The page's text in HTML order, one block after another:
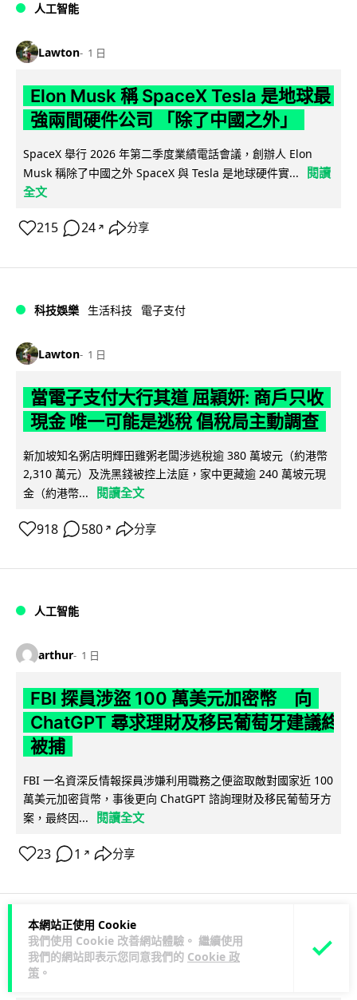
本網站正使用 Cookie
我們使用 Cookie 改善網站體驗。 繼續使用
我們的網站即表示您同意我們的 Cookie 政
策 。
人工智能
Lawton 1 日
Elon Musk 稱 SpaceX Tesla 是地球最
強兩間硬件公司 「除了中國之外」
SpaceX 舉行 2026 年第二季度業績電話會議，創辦人 Elon
Musk 稱除了中國之外 SpaceX 與 Tesla 是地球硬件實...
閱讀
全文
215 24 ↗ 分享
科技娛樂 生活科技 電子支付
Lawton 1 日
當電子支付大行其道 屈穎妍: 商戶只收
現金 唯一可能是逃稅 倡稅局主動調查
新加坡知名粥店明輝田雞粥老闆涉逃稅逾 380 萬坡元（約港幣
2,310 萬元）及洗黑錢被控上法庭，家中更藏逾 240 萬坡元現
金（約港幣...
閱讀全文
918 580 ↗ 分享
人工智能
arthur 1 日
FBI 探員涉盜 100 萬美元加密幣 向
ChatGPT 尋求理財及移民葡萄牙建議終
被捕
FBI 一名資深反情報探員涉嫌利用職務之便盜取敵對國家近 100
萬美元加密貨幣，事後更向 ChatGPT 諮詢理財及移民葡萄牙方
案，最終因...
閱讀全文
23 1 ↗ 分享
科技娛樂 生活科技 機械人
arthur